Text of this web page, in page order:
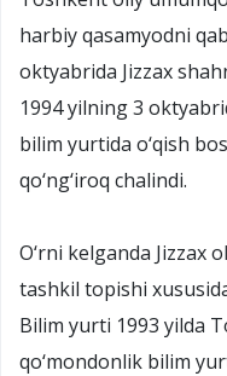
harbiy qasamyodni
oktyabrida Jizzax
1994 yilning 3
bilim yurtida o‘qish
qo‘ng‘iroq chalindi.
O‘rni kelganda Jizzax
tashkil topishi
Bilim yurti 1993 yilda
qo‘mondonlik bilim